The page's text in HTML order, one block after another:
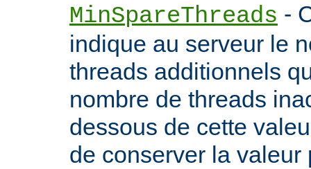
MinSpareThreads -
indique au serveur le
threads additionnels
nombre de threads
dessous de cette
de conserver la valeur